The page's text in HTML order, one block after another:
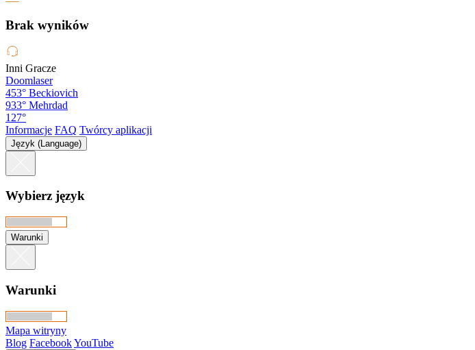
Brak wyników
Inni Gracze
Doomlaser
453° Beckiovich
933° Mehrdad
127°
Informacje FAQ Twórcy aplikacji
Język (Language)
Wybierz język
Warunki
Warunki
Mapa witryny
Blog FacebookYouTube